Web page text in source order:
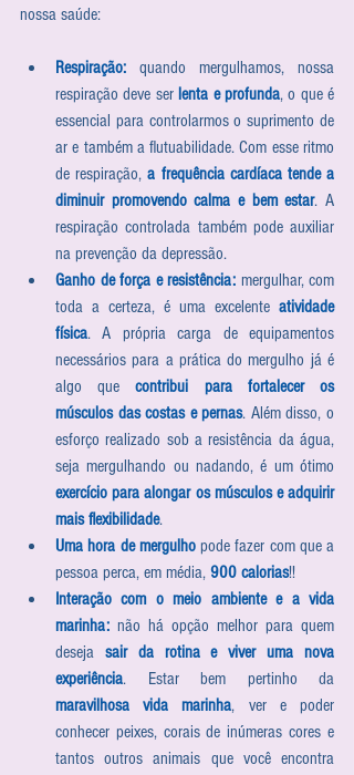
nossa saúde:
Respiração: quando mergulhamos, nossa
respiração deve ser lenta e profunda, o que é
essencial para controlarmos o suprimento de
ar e também a flutuabilidade. Com esse ritmo
de respiração, a frequência cardíaca tende a
diminuir promovendo calma e bem estar. A
respiração controlada também pode auxiliar
na prevenção da depressão.
Ganho de força e resistência: mergulhar, com
toda a certeza, é uma excelente atividade
física. A própria carga de equipamentos
necessários para a prática do mergulho já é
algo que contribui para fortalecer os
músculos das costas e pernas. Além disso, o
esforço realizado sob a resistência da água,
exercício para alongar os músculos e adquirir
mais flexibilidade.
Uma hora de mergulho pode fazer com que a
pessoa perca, em média, 900 calorias!!
Interação com o meio ambiente e a vida
marinha: não há opção melhor para quem
deseja sair da rotina e viver uma nova
experiência
maravilhosa vida marinha, ver e poder
conhecer peixes, corais de inúmeras cores e
tantos outros animais que você encontra